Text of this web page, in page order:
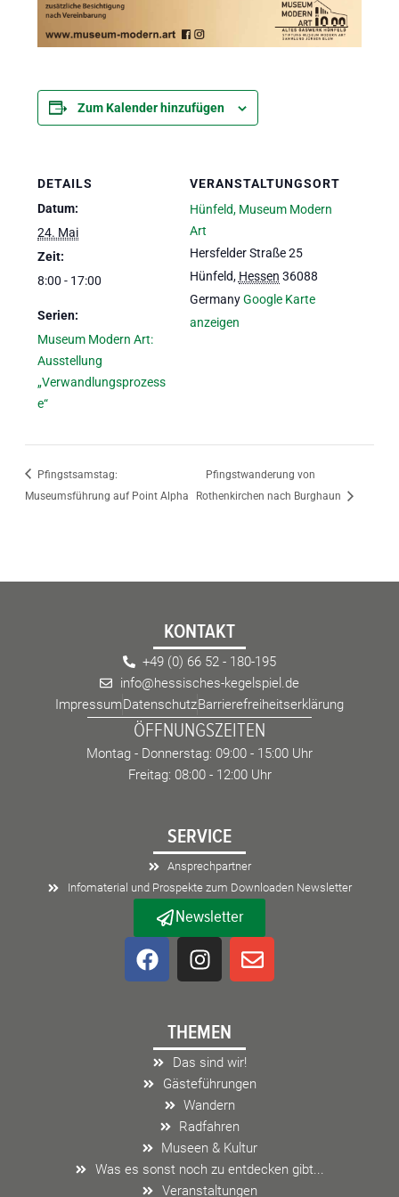
Zum Kalender hinzufügen
DETAILS
Datum:
24. Mai
Zeit:
8:00 - 17:00
Serien:
Museum Modern Art:
Ausstellung
„Verwandlungsprozess
e“
VERANSTALTUNGSORT
Hünfeld, Museum Modern
Art
Hersfelder Straße 25
Hünfeld, Hessen 36088
Germany Google Karte
anzeigen
Pfingstsamstag:
Museumsführung auf Point Alpha
Pfingstwanderung von
Rothenkirchen nach Burghaun
KONTAKT
+49 (0) 66 52 - 180-195
info@hessisches-kegelspiel.de
ImpressumDatenschutzBarrierefreiheitserklärung
ÖFFNUNGSZEITEN
Montag - Donnerstag: 09:00 - 15:00 Uhr
Freitag: 08:00 - 12:00 Uhr
SERVICE
Ansprechpartner
Infomaterial und Prospekte zum Downloaden Newsletter
Newsletter
F
a
o
o
I
n
a
g
r
a
m
E
n
p
THEMEN
Das sind wir!
Gästeführungen
Wandern
Radfahren
Museen & Kultur
Was es sonst noch zu entdecken gibt...
Veranstaltungen